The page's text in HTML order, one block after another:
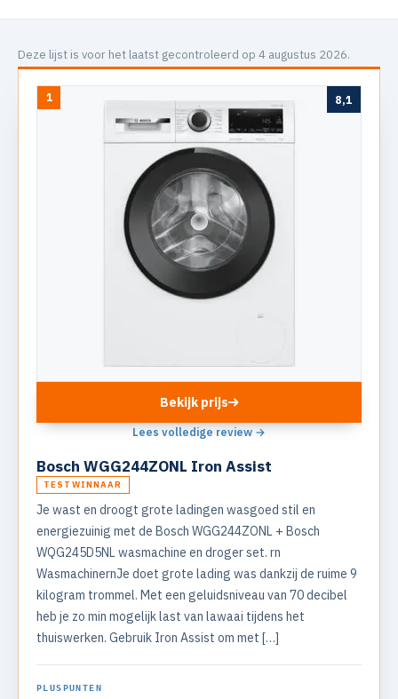
Deze lijst is voor het laatst gecontroleerd op 4 augustus 2026.
1 8,1
Bekijk prijs
Lees volledige review →
Bosch WGG244ZONL Iron Assist
TESTWINNAAR
Je wast en droogt grote ladingen wasgoed stil en
energiezuinig met de Bosch WGG244ZONL + Bosch
WQG245D5NL wasmachine en droger set. rn
WasmachinernJe doet grote lading was dankzij de ruime 9
kilogram trommel. Met een geluidsniveau van 70 decibel
heb je zo min mogelijk last van lawaai tijdens het
thuiswerken. Gebruik Iron Assist om met […]
PLUSPUNTEN